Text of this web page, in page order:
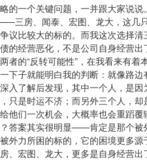
的一个关键问题，一并跟大家说说。
三房、闻泰、宏图、龙大，这几
议比较大的标的。而我这次选择
的经营恶化，不是公司自身经营
者的“反转可能性”，在我看来有着
下子就能明白我的判断：就像路
入了解后发现，其中一个人，是
只是时运不济；而另外三个人，
他们一次机会，大概率也会重蹈覆
答案其实很明显——肯定是那个被
外力所困的标的，它的困境更多
、宏图、龙大，更多是自身经营